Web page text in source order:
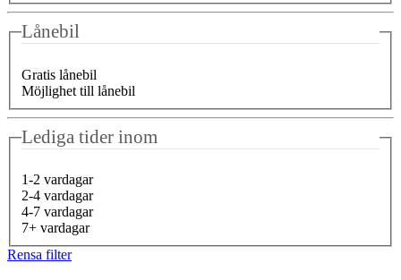
Lånebil
Gratis lånebil
Möjlighet till lånebil
Lediga tider inom
1-2 vardagar
2-4 vardagar
4-7 vardagar
7+ vardagar
Rensa filter